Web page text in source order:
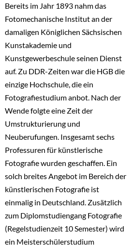
Bereits im Jahr 1893 nahm das
Fotomechanische Institut an der
damaligen Königlichen Sächsischen
Kunstakademie und
Kunstgewerbeschule seinen Dienst
auf. Zu DDR-Zeiten war die HGB die
einzige Hochschule, die ein
Fotografiestudium anbot. Nach der
Wende folgte eine Zeit der
Umstrukturierung und
Neuberufungen. Insgesamt sechs
Professuren für künstlerische
Fotografie wurden geschaffen. Ein
solch breites Angebot im Bereich der
künstlerischen Fotografie ist
einmalig in Deutschland. Zusätzlich
zum Diplomstudiengang Fotografie
(Regelstudienzeit 10 Semester) wird
ein Meisterschülerstudium